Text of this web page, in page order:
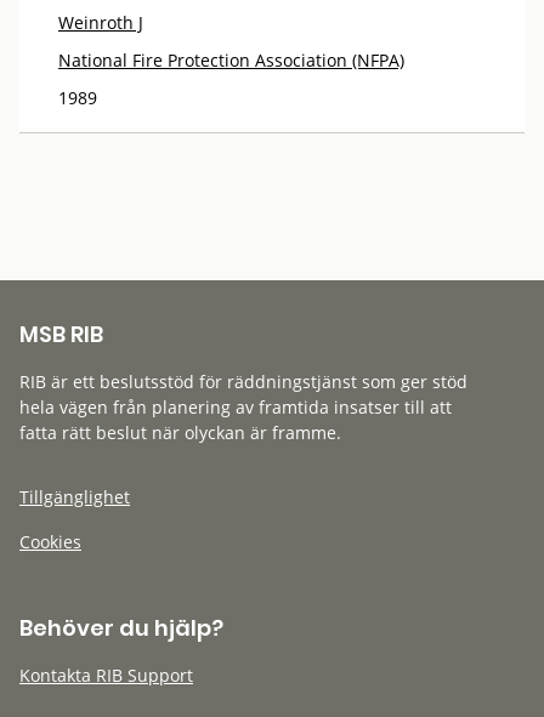
Weinroth J
National Fire Protection Association (NFPA)
1989
MSB RIB
RIB är ett beslutsstöd för räddningstjänst som ger stöd
hela vägen från planering av framtida insatser till att
fatta rätt beslut när olyckan är framme.
Tillgänglighet
Cookies
Behöver du hjälp?
Kontakta RIB Support